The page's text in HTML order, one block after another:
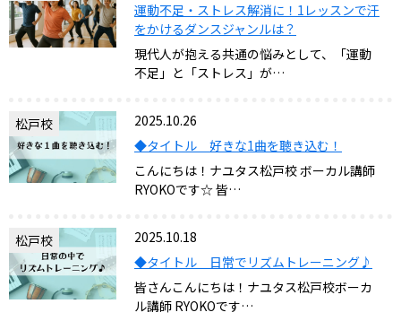
運動不足・ストレス解消に！1レッスンで汗
をかけるダンスジャンルは？
現代人が抱える共通の悩みとして、「運動
不足」と「ストレス」が…
松戸校
2025.10.26
◆タイトル 好きな1曲を聴き込む！
こんにちは！ナユタス松戸校 ボーカル講師
RYOKOです☆ 皆…
松戸校
2025.10.18
◆タイトル 日常でリズムトレーニング♪
皆さんこんにちは！ナユタス松戸校ボーカ
ル講師 RYOKOです…